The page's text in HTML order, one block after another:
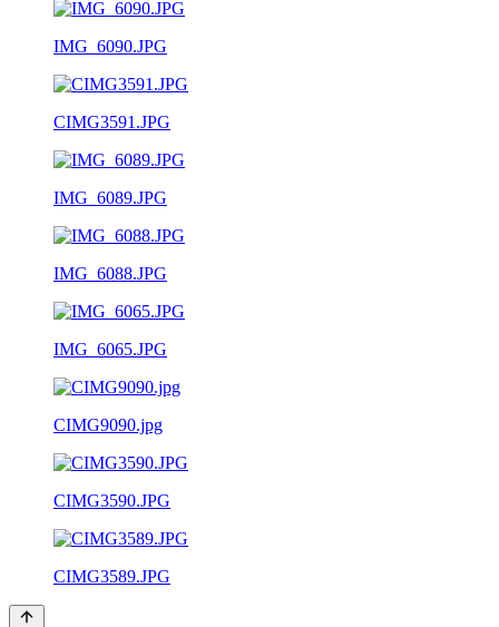
IMG_6090.JPG
CIMG3591.JPG
IMG_6089.JPG
IMG_6088.JPG
IMG_6065.JPG
CIMG9090.jpg
CIMG3590.JPG
CIMG3589.JPG